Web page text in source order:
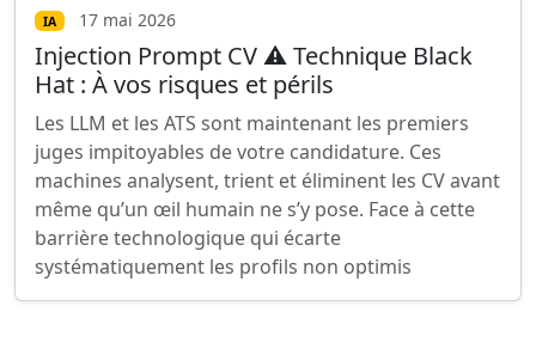
IA 17 mai 2026
Injection Prompt CV ⚠️ Technique Black
Hat : À vos risques et périls
Les LLM et les ATS sont maintenant les premiers
juges impitoyables de votre candidature. Ces
machines analysent, trient et éliminent les CV avant
même qu’un œil humain ne s’y pose. Face à cette
barrière technologique qui écarte
systématiquement les profils non optimis